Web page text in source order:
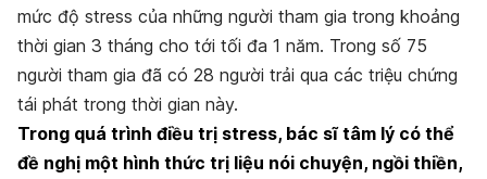
mức độ stress của những người tham gia trong khoảng
thời gian 3 tháng cho tới tối đa 1 năm. Trong số 75
người tham gia đã có 28 người trải qua các triệu chứng
tái phát trong thời gian này.
Trong quá trình điều trị stress, bác sĩ tâm lý có thể
đề nghị một hình thức trị liệu nói chuyện, ngồi thiền,